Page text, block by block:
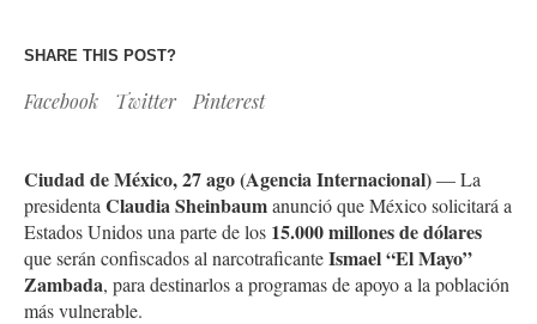
SHARE THIS POST?
Facebook Twitter Pinterest
Ciudad de México, 27 ago (Agencia Internacional)— La
presidenta Claudia Sheinbaumanunció que México solicitará a
Estados Unidos una parte de los 15.000 millones de dólares
que serán confiscados al narcotraficanteIsmael “El Mayo”
Zambada, para destinarlos a programas de apoyo a la población
más vulnerable.